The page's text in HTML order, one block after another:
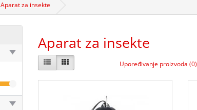
Aparat za insekte
Aparat za insekte
Upoređivanje proizvoda (0)